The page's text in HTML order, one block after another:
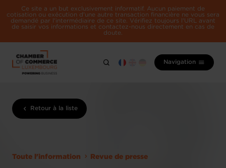
Ce site a un but exclusivement informatif. Aucun paiement de
cotisation ou exécution d'une autre transaction financière ne vous sera
demandé par l'intermédiaire de ce site. Vérifiez toujours l'URL avant
de saisir vos informations et contactez-nous directement en cas de
doute.
Navigation
Retour à la liste
Toute l'information Revue de presse